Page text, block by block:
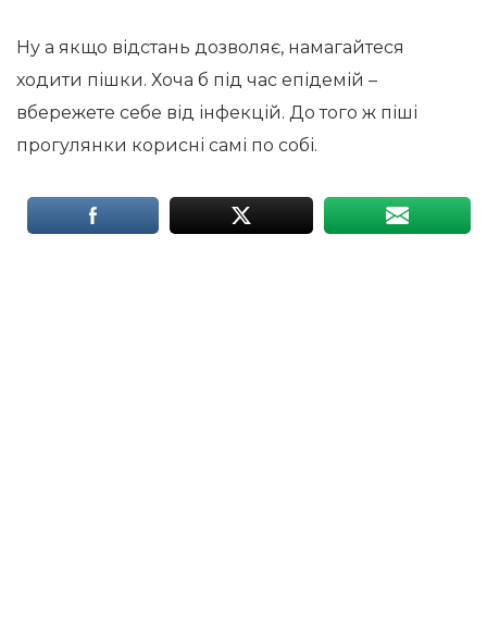
Ну а якщо відстань дозволяє, намагайтеся
ходити пішки. Хоча б під час епідемій –
вбережете себе від інфекцій. До того ж піші
прогулянки корисні самі по собі.